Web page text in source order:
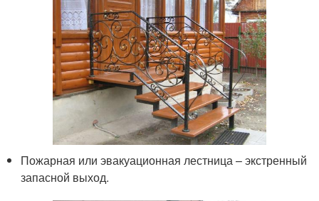
Пожарная или эвакуационная лестница – экстренный
запасной выход.